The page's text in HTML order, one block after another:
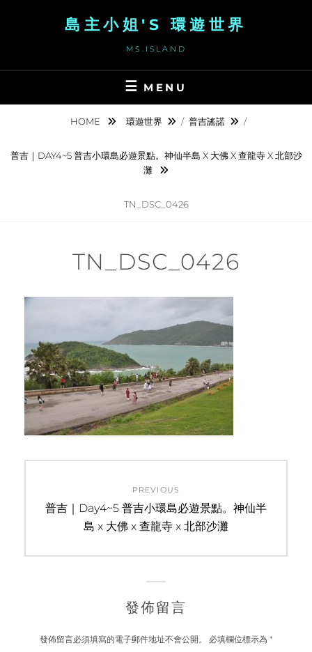
島主小姐'S 環遊世界
MS.ISLAND
MENU
HOME 環遊世界 / 普吉謠諾 /
普吉｜DAY4~5 普吉小環島必遊景點。神仙半島 X 大佛 X 查龍寺 X 北部沙
灘
TN_DSC_0426
TN_DSC_0426
覽
PREVIOUS
Previous
普吉｜Day4~5 普吉小環島必遊景點。神仙半
島 x 大佛 x 查龍寺 x 北部沙灘
發佈留言
發佈留言必須填寫的電子郵件地址不會公開。 必填欄位標示為 *